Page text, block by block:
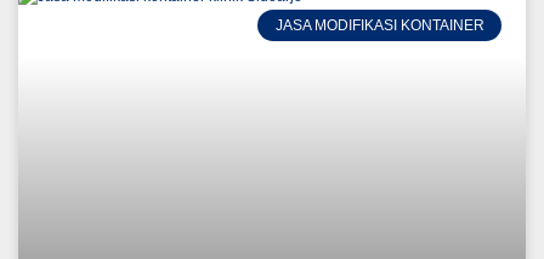
JASA MODIFIKASI KONTAINER